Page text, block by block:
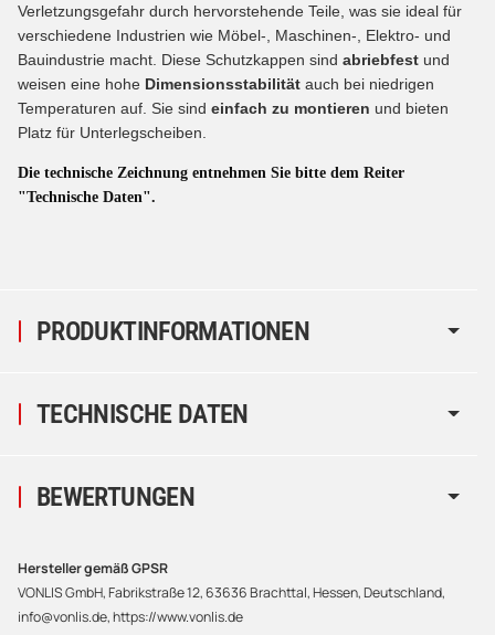
PRODUKTINFORMATIONEN
Verletzungsgefahr durch hervorstehende Teile, was sie ideal für
verschiedene Industrien wie Möbel-, Maschinen-, Elektro- und
Bauindustrie macht. Diese Schutzkappen sind abriebfest und
weisen eine hohe Dimensionsstabilität auch bei niedrigen
Temperaturen auf. Sie sind einfach zu montieren und bieten
Platz für Unterlegscheiben.
Die technische Zeichnung entnehmen Sie bitte dem Reiter
"Technische Daten".
TECHNISCHE DATEN
BEWERTUNGEN
Hersteller gemäß GPSR
VONLIS GmbH, Fabrikstraße 12, 63636 Brachttal, Hessen, Deutschland,
info@vonlis.de, https://www.vonlis.de